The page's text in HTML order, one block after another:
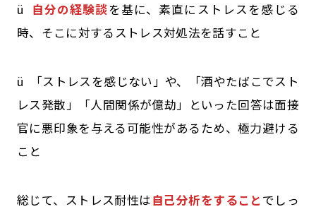
ü 自分の経験談を基に、素直にストレスを感じる
時、そこに対するストレス対処法を話すこと
ü 「ストレスを感じない」や、「酒やたばこでスト
レス発散」「人間関係が億劫」といった回答は面接
官に悪印象を与える可能性があるため、極力避ける
こと
総じて、ストレス耐性は自己分析をすること でしっ